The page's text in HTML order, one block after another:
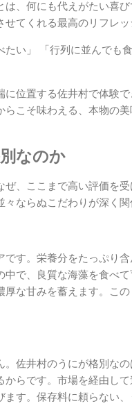
、何にも代えがたい喜
てくれる最高のリフレッ
たい」 「行列に並んでも
位置する佐井村で体験で
こそ味わえる、本物の
なのか
、ここまで高い評価を受
ならぬこだわりが深く関
す。栄養分をたっぷり
で、良質な海藻を食べ
な甘みを蓄えます。こ
佐井村のうにが格別な
らです。市場を経由し
す。保存料に頼らない